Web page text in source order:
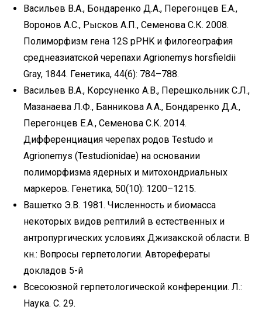
Васильев В.А., Бондаренко Д.А., Перегонцев Е.А.,
Воронов А.С., Рысков А.П., Семенова С.К. 2008.
Полиморфизм гена 12S pPHK и филогеография
среднеазиатской черепахи Agrionemys horsfieldii
Gray, 1844. Генетика, 44(6): 784–788.
Васильев В.А., Корсуненко А.В., Перешкольник С.Л.,
Мазанаева Л.Ф., Банникова А.А., Бондаренко Д.А.,
Перегонцев Е.А., Семенова С.К. 2014.
Дифференциация черепах родов Testudo и
Agrionemys (Testudionidae) на основании
полиморфизма ядерных и митохондриальных
маркеров. Генетика, 50(10): 1200–1215.
Вашетко Э.В. 1981. Численность и биомасса
некоторых видов рептилий в естественных и
антропургических условиях Джизакской области. В
кн.: Вопросы герпетологии. Авторефераты
докладов 5-й
Всесоюзной герпетологической конференции. Л.:
Наука. С. 29.